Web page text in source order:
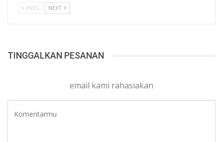
PREV NEXT
TINGGALKAN PESANAN
email kami rahasiakan